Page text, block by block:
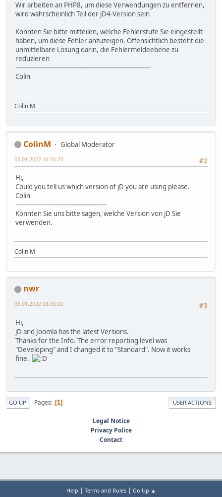
Wir arbeiten an PHP8, um diese Verwendungen zu entfernen,
wird wahrscheinlich Teil der jD4-Version sein
Könnten Sie bitte mitteilen, welche Fehlerstufe Sie eingestellt
haben, um diese Fehler anzuzeigen. Offensichtlich besteht die
unmittelbare Lösung darin, die Fehlermeldeebene zu
reduzieren
--------------------------------------------------------------------
Colin
Colin M
ColinM
Global Moderator
#2
05.01.2022 14:56:26
Hi,
Could you tell us which version of jD you are using please.
Colin
----------------------------------------------
Könnten Sie uns bitte sagen, welche Version von jD Sie
verwenden.
Colin M
nwr
#3
06.01.2022 08:35:02
Hi,
jD and Joomla has the latest Versions.
Thanks for the Info. The error reporting level was
"Developing" and I changed it to "Standard". Now it works
fine.
GO UP Pages 1 USER ACTIONS
Legal Notice
Privacy Police
Contact
Help Terms and Rules| Go Up ▲